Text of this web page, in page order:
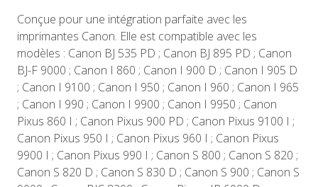
Conçue pour une intégration parfaite avec les
imprimantes Canon. Elle est compatible avec les
modèles : Canon BJ 535 PD ; Canon BJ 895 PD ; Canon
BJ-F 9000 ; Canon I 860 ; Canon I 900 D ; Canon I 905 D
; Canon I 9100 ; Canon I 950 ; Canon I 960 ; Canon I 965
; Canon I 990 ; Canon I 9900 ; Canon I 9950 ; Canon
Pixus 860 I ; Canon Pixus 900 PD ; Canon Pixus 9100 I ;
Canon Pixus 950 I ; Canon Pixus 960 I ; Canon Pixus
9900 I ; Canon Pixus 990 I ; Canon S 800 ; Canon S 820 ;
Canon S 820 D ; Canon S 830 D ; Canon S 900 ; Canon S